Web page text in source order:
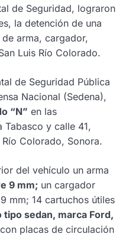
de Seguridad, lograron
la detención de una
arma, cargador,
Luis Río Colorado.
de Seguridad Pública
Nacional (Sedena),
“N” en las
Tabasco y calle 41,
Colorado, Sonora.
del vehículo un arma
9 mm; un cargador
mm; 14 cartuchos útiles
tipo sedan, marca Ford,
con placas de circulación